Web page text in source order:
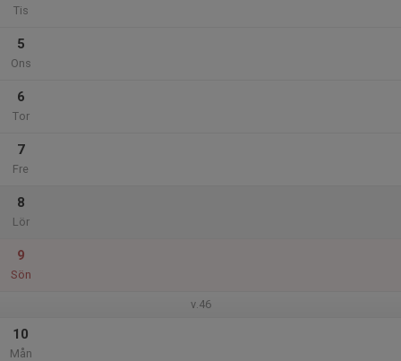
Tis
5
Ons
6
Tor
7
Fre
8
Lör
9
Sön
v.46
10
Mån